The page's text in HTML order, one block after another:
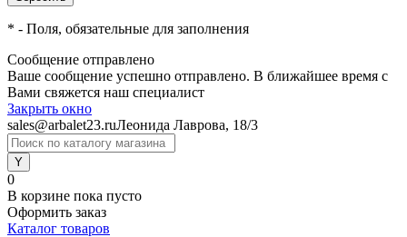
* - Поля, обязательные для заполнения
Сообщение отправлено
Ваше сообщение успешно отправлено. В ближайшее время с
Вами свяжется наш специалист
Закрыть окно
sales@arbalet23.ruЛеонида Лаврова, 18/3
0
В корзине пока пусто
Оформить заказ
Каталог товаров